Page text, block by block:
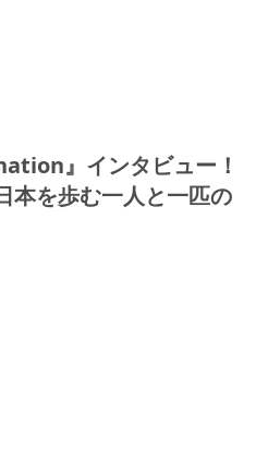
』インタビュー！
本を歩む一人と一匹の